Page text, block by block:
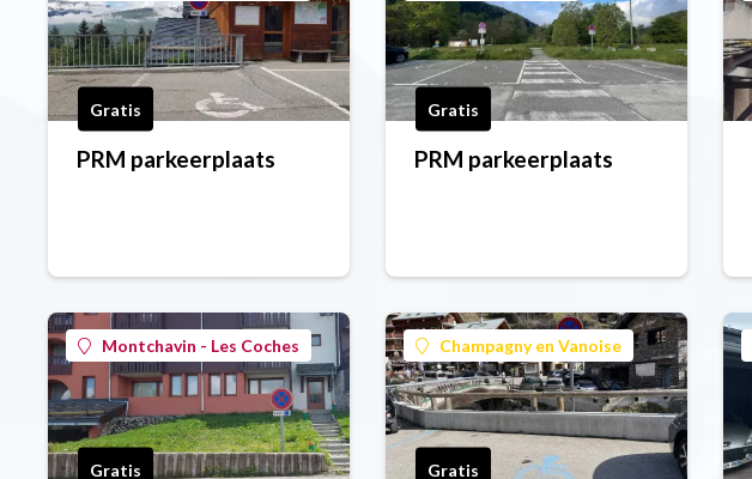
Gratis
PRM parkeerplaats
Gratis
PRM parkeerplaats
Montchavin - Les Coches
Gratis
Champagny en Vanoise
Gratis